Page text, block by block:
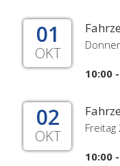
01
OKT
10:00
02
OKT
10:00